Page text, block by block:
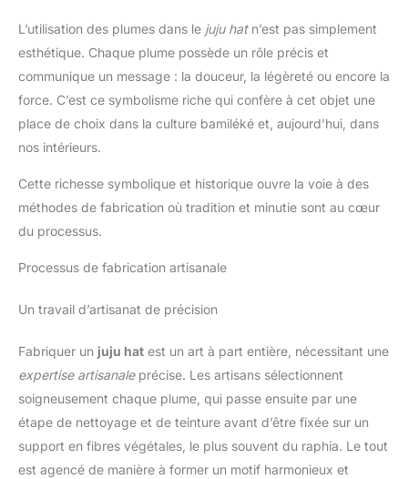
L’utilisation des plumes dans le juju hatn’est pas simplement
esthétique. Chaque plume possède un rôle précis et
communique un message : la douceur, la légèreté ou encore la
force. C’est ce symbolisme riche qui confère à cet objet une
place de choix dans la culture bamiléké et, aujourd’hui, dans
nos intérieurs.
Cette richesse symbolique et historique ouvre la voie à des
méthodes de fabrication où tradition et minutie sont au cœur
du processus.
Processus de fabrication artisanale
Un travail d’artisanat de précision
Fabriquer un juju hat est un art à part entière, nécessitant une
expertise artisanaleprécise. Les artisans sélectionnent
soigneusement chaque plume, qui passe ensuite par une
étape de nettoyage et de teinture avant d’être fixée sur un
support en fibres végétales, le plus souvent du raphia. Le tout
est agencé de manière à former un motif harmonieux et